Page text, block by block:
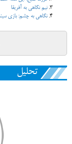
نیم نگاهی به آفریقا
نگاهی به چشم: بازی
تحلیل